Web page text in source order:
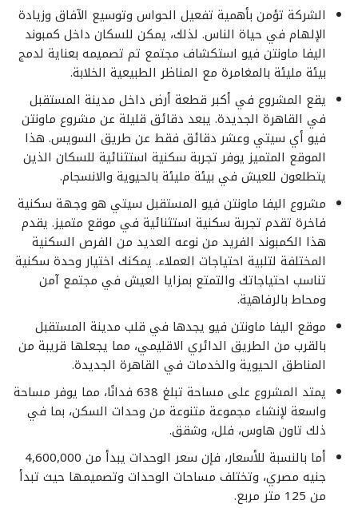
الشركة تؤمن بأهمية تفعيل الحواس وتوسيع الآفاق وزيادة
الإلهام في حياة الناس. لذلك، يمكن للسكان داخل كمبوند
اليفا ماونتن فيو استكشاف مجتمع تم تصميمه بعناية لدمج
بيئة مليئة بالمغامرة مع المناظر الطبيعية الخلابة.
يقع المشروع في أكبر قطعة أرض داخل مدينة المستقبل
في القاهرة الجديدة. يبعد دقائق قليلة عن مشروع ماونتن
فيو أي سيتي وعشر دقائق فقط عن طريق السويس. هذا
الموقع المتميز يوفر تجربة سكنية استثنائية للسكان الذين
يتطلعون للعيش في بيئة مليئة بالحيوية والانسجام.
مشروع اليفا ماونتن فيو المستقبل سيتي هو وجهة سكنية
فاخرة تقدم تجربة سكنية استثنائية في موقع متميز. يقدم
هذا الكمبوند الفريد من نوعه العديد من الفرص السكنية
المختلفة لتلبية احتياجات العملاء. يمكنك اختيار وحدة سكنية
تناسب احتياجاتك والتمتع بمزايا العيش في مجتمع آمن
ومحاط بالرفاهية.
موقع اليفا ماونتن فيو يجدها في قلب مدينة المستقبل
بالقرب من الطريق الدائري الاقليمي، مما يجعلها قريبة من
المناطق الحيوية والخدمات في القاهرة الجديدة.
يمتد المشروع على مساحة تبلغ 638 فدانًا، مما يوفر مساحة
واسعة لإنشاء مجموعة متنوعة من وحدات السكن، بما في
ذلك تاون هاوس، فلل، وشقق.
أما بالنسبة للأسعار، فإن سعر الوحدات يبدأ من 4,600,000
جنيه مصري، وتختلف مساحات الوحدات وتصميمها حيث تبدأ
من 125 متر مربع.